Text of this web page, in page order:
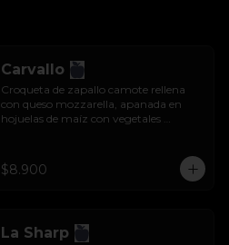
Carvallo
Croqueta de zapallo camote rellena
con queso mozzarella, apanada en
hojuelas de maíz con vegetales
$8.900
La Sharp